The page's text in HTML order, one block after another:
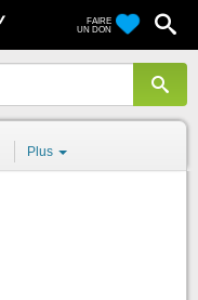
FAIRE
UN DON
Plus